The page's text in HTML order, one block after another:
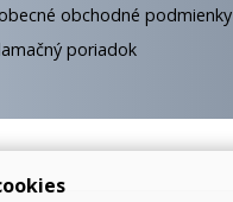
obchodné podmienky
poriadok